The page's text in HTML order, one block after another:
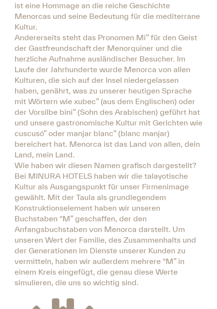
ist eine Hommage an die reiche Geschichte
Menorcas und seine Bedeutung für die mediterrane
Kultur.
Andererseits steht das Pronomen Mi” für den Geist
der Gastfreundschaft der Menorquiner und die
herzliche Aufnahme ausländischer Besucher. Im
Laufe der Jahrhunderte wurde Menorca von allen
Kulturen, die sich auf der Insel niedergelassen
haben, genährt, was zu unserer heutigen Sprache
mit Wörtern wie xubec” (aus dem Englischen) oder
der Vorsilbe bini” (Sohn des Arabischen) geführt hat
und unsere gastronomische Kultur mit Gerichten wie
cuscusó” oder manjar blanc” (blanc manjar)
bereichert hat. Menorca ist das Land von allen, dein
Land, mein Land.
Wie haben wir diesen Namen grafisch dargestellt?
Bei MINURA HOTELS haben wir die talayotische
Kultur als Ausgangspunkt für unser Firmenimage
gewählt. Mit der Taula als grundlegendem
Konstruktionselement haben wir unseren
Buchstaben “M” geschaffen, der den
Anfangsbuchstaben von Menorca darstellt. Um
unseren Wert der Familie, des Zusammenhalts und
der Generationen im Dienste unserer Kunden zu
vermitteln, haben wir außerdem mehrere “M” in
einem Kreis eingefügt, die genau diese Werte
simulieren, die uns so wichtig sind.